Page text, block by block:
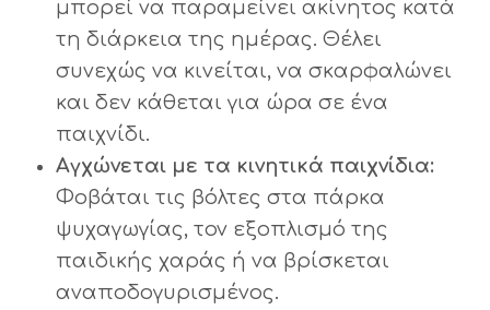
μπορεί να παραμείνει ακίνητος κατά
τη διάρκεια της ημέρας. Θέλει
συνεχώς να κινείται, να σκαρφαλώνει
και δεν κάθεται για ώρα σε ένα
παιχνίδι.
Αγχώνεται με τα κινητικά παιχνίδια:
Φοβάται τις βόλτες στα πάρκα
ψυχαγωγίας, τον εξοπλισμό της
παιδικής χαράς ή να βρίσκεται
αναποδογυρισμένος.